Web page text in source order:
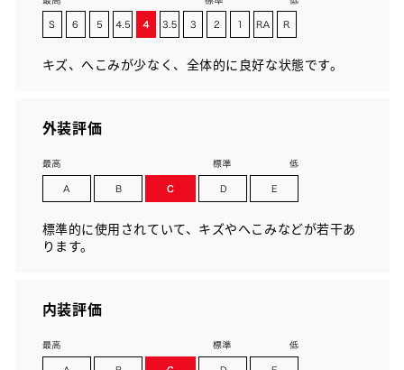
キズ、へこみが少なく、全体的に良好な状態です。
外装評価
標準的に使用されていて、キズやへこみなどが若干あ
ります。
内装評価